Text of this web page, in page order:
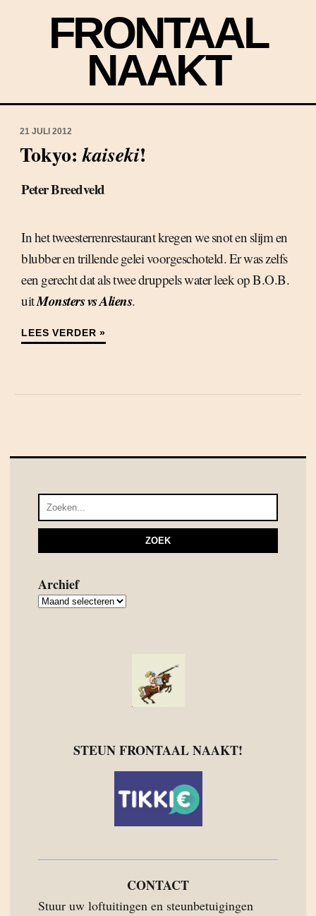
FRONTAAL
NAAKT
21 JULI 2012
Tokyo:kaiseki!
Peter Breedveld
In het tweesterrenrestaurant kregen we snot en slijm en
blubber en trillende gelei voorgeschoteld. Er was zelfs
een gerecht dat als twee druppels water leek op B.O.B.
uitMonsters vs Aliens.
LEES VERDER »
Archief
Archief
STEUN FRONTAAL NAAKT!
CONTACT
Stuur uw loftuitingen en steunbetuigingen